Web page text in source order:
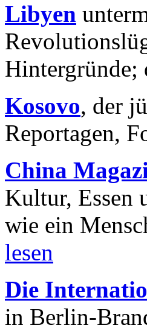
Libyen
Kosovo, der
Reportagen,
China
Kultur, Essen
wie ein
lesen
Die
in Berlin-